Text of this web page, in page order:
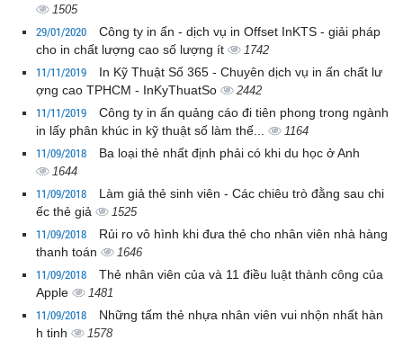
1505
29/01/2020
Công ty in ấn - dịch vụ in Offset InKTS - giải pháp
cho in chất lượng cao số lượng ít
1742
11/11/2019
In Kỹ Thuật Số 365 - Chuyên dịch vụ in ấn chất lư
ợng cao TPHCM - InKyThuatSo
2442
11/11/2019
Công ty in ấn quảng cáo đi tiên phong trong ngành
in lấy phân khúc in kỹ thuật số làm thế...
1164
11/09/2018 Ba loại thẻ nhất định phải có khi du học ở Anh
1644
11/09/2018
Làm giả thẻ sinh viên - Các chiêu trò đằng sau chi
ếc thẻ giả
1525
11/09/2018
Rủi ro vô hình khi đưa thẻ cho nhân viên nhà hàng
thanh toán
1646
11/09/2018
Thẻ nhân viên của và 11 điều luật thành công của
Apple
1481
11/09/2018
Những tấm thẻ nhựa nhân viên vui nhộn nhất hàn
h tinh
1578